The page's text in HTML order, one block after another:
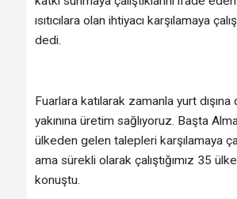
ısıtıcılara olan ihtiyacı karşılamaya
dedi.
Fuarlara katılarak zamanla yurt dışına
yakınına üretim sağlıyoruz. Başta
ülkeden gelen talepleri karşılamaya
ama sürekli olarak çalıştığımız 35
konuştu.